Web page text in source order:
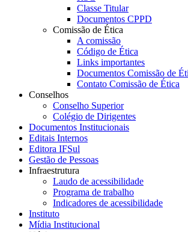
Classe Titular
Documentos CPPD
Comissão de Ética
A comissão
Código de Ética
Links importantes
Documentos Comissão de
Contato Comissão de Ética
Conselhos
Conselho Superior
Colégio de Dirigentes
Documentos Institucionais
Editais Internos
Editora IFSul
Gestão de Pessoas
Infraestrutura
Laudo de acessibilidade
Programa de trabalho
Indicadores de acessibilidade
Instituto
Mídia Institucional